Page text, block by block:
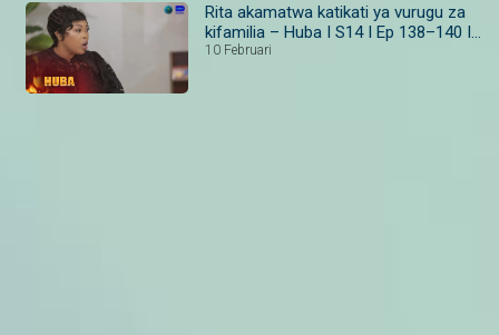
Rita akamatwa katikati ya vurugu za
kifamilia – Huba I S14 I Ep 138–140 I
Maisha Magic
10 Februari